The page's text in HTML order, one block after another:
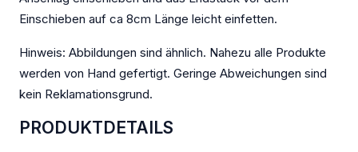
PILOT
SOLAR
Einschieben auf ca 8cm Länge leicht einfetten.
Hinweis: Abbildungen sind ähnlich. Nahezu alle Produkte
werden von Hand gefertigt. Geringe Abweichungen sind
kein Reklamationsgrund.
PRODUKTDETAILS